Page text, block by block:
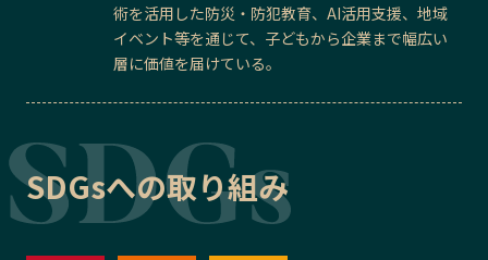
術を活用した防災・防犯教育、AI活用支援、地域
イベント等を通じて、子どもから企業まで幅広い
層に価値を届けている。
SDGsへの取り組み